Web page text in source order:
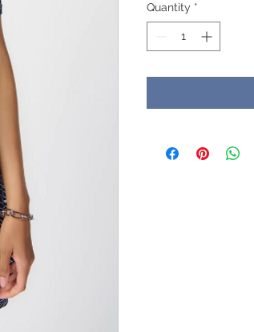
Quantity *